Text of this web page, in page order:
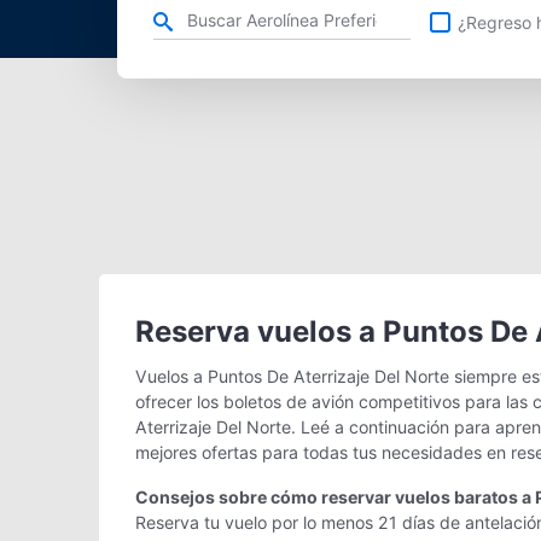
Refina tu búsqueda por aerolínea, ciudad o aeropuerto o
¿Regreso
Reserva vuelos a Puntos
Vuelos a Puntos De Aterrizaje Del Norte siempre
ofrecer los boletos de avión competitivos para las
Aterrizaje Del Norte. Leé a continuación para
mejores ofertas para todas tus necesidades en
Consejos sobre cómo reservar vuelos baratos a
Reserva tu vuelo por lo menos 21 días de